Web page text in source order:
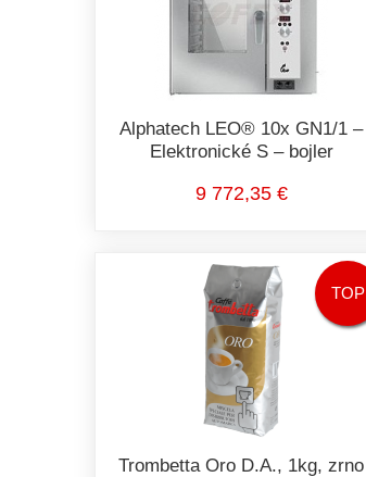
Alphatech LEO® 10x GN1/1 –
Elektronické S – bojler
9 772,35 €
TOP
Trombetta Oro D.A., 1kg, zrno